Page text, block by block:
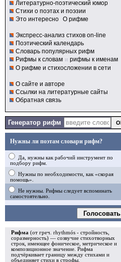
Литературно-поэтический юмор
Стихи о поэтах и поэзии
Это интересно О рифме
Экспресс-анализ стихов on-line
Поэтический календарь
Словарь популярных рифм
Рифмы к словам и рифмы к именам
О рифме и стихосложении в сети
О сайте и авторе
Ссылки на литературные сайты
Обратная связь
Генератор рифм
Нужны ли поэтам словари рифм?
Да, нужны как рабочий инструмент по
подбору рифм.
Нужны по необходимости, как «скорая
помощь».
Не нужны. Рифмы следует вспоминать
самостоятельно.
Голосовать
Рифма (от греч. rhythmós - стройность,
соразмерность) — созвучие стихотворных
строк, имеющее фоническое, метрическое и
композиционное значение. Рифма
подчёркивает границу между стихами и
объединяет стихи в строфы